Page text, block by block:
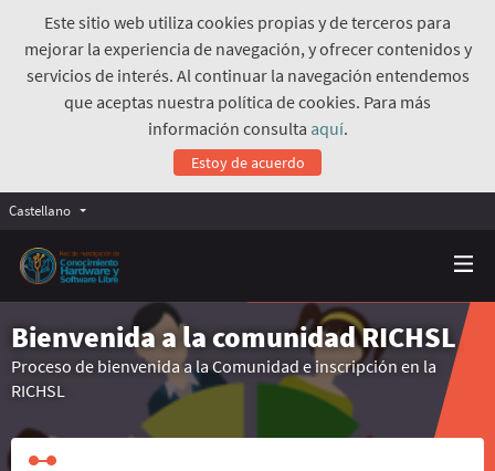
Este sitio web utiliza cookies propias y de terceros para
mejorar la experiencia de navegación, y ofrecer contenidos y
servicios de interés. Al continuar la navegación entendemos
que aceptas nuestra política de cookies. Para más
información consulta aquí.
Estoy de acuerdo
Castellano
Bienvenida a la comunidad RICHSL
Proceso de bienvenida a la Comunidad e inscripción en la
RICHSL